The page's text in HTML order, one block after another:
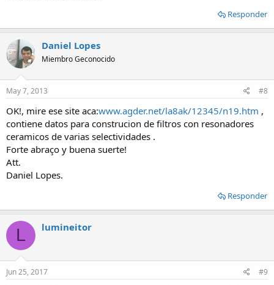
Responder
Daniel Lopes
Miembro Geconocido
May 7, 2013 #8
OK!, mire ese site aca:www.agder.net/la8ak/12345/n19.htm ,
contiene datos para construcion de filtros con resonadores
ceramicos de varias selectividades .
Forte abraço y buena suerte!
Att.
Daniel Lopes.
Responder
L lumineitor
Jun 25, 2017 #9